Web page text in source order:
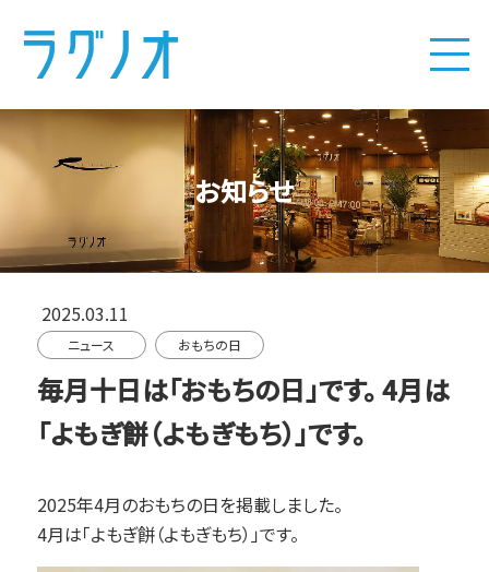
お知らせ
2025.03.11
ニュース おもちの日
毎月十日は「おもちの日」です。 4月は
「よもぎ餅（よもぎもち）」です。
2025年4月のおもちの日を掲載しました。
4月は「よもぎ餅（よもぎもち）」です。